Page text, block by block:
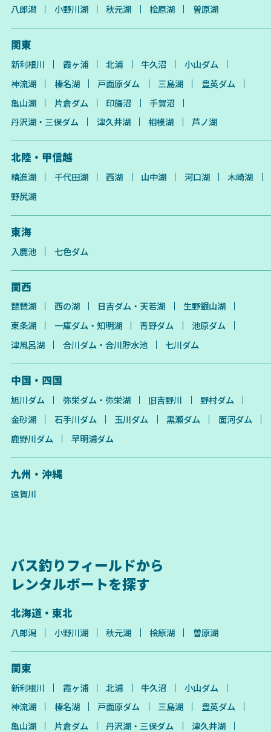
八郎潟 小野川湖 秋元湖 桧原湖 曽原湖
関東
新利根川 霞ヶ浦 北浦 牛久沼
小山ダム
神流湖
榛名湖 戸面原ダム 三島湖
豊英ダム
亀山湖
片倉ダム 印旛沼
手賀沼
丹沢湖・三保ダム
津久井湖 相模湖 芦ノ湖
北陸・甲信越
精進湖 千代田湖 西湖 山中湖 河口湖
木崎湖
野尻湖
東海
入鹿池 七色ダム
関西
琵琶湖 西の湖 日吉ダム・天若湖
生野銀山湖
東条湖
一庫ダム・知明湖 青野ダム
池原ダム
津風呂湖
合川ダム・合川貯水池 七川ダム
中国・四国
旭川ダム 弥栄ダム・弥栄湖 旧吉野川
野村ダム
金砂湖
石手川ダム 玉川ダム 黒瀬ダム
面河ダム
鹿野川ダム
早明浦ダム
九州・沖縄
遠賀川
バス釣りフィールドから
レンタルボートを探す
北海道・東北
八郎潟 小野川湖 秋元湖 桧原湖 曽原湖
関東
新利根川 霞ヶ浦 北浦 牛久沼
小山ダム
神流湖
榛名湖 戸面原ダム 三島湖
豊英ダム
亀山湖
片倉ダム 丹沢湖・三保ダム
津久井湖